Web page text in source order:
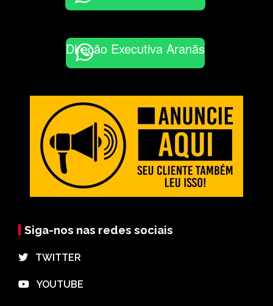
Direção Executiva Aranãs
Siga-nos nas redes sociais
⠀TWITTER
⠀YOUTUBE